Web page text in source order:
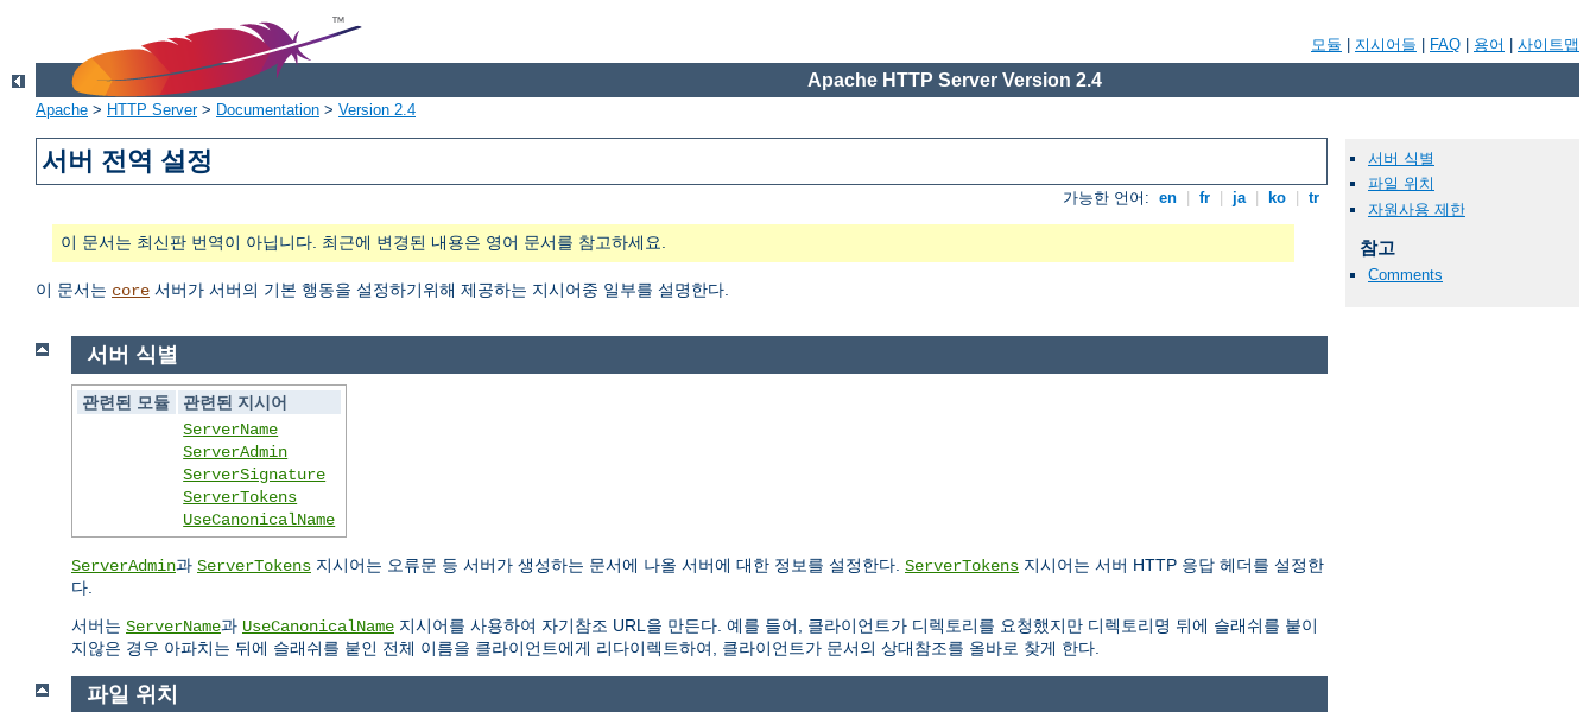
모듈 지시어들 FAQ 용어 사이트맵
Apache HTTP Server Version 2.4
Apache > HTTP Server> Documentation > Version 2.4
서버 전역 설정
가능한 언어: en fr ja ko tr
이 문서는 최신판 번역이 아닙니다. 최근에 변경된 내용은 영어 문서를 참고하세요.
이 문서는 core 서버가 서버의 기본 행동을 설정하기위해 제공하는 지시어중 일부를 설명한다.
서버 식별
파일 위치
자원사용 제한
참고
Comments
서버 식별
관련된 모듈
관련된 지시어
ServerName
ServerAdmin
ServerSignature
ServerTokens
UseCanonicalName
ServerAdmin과 ServerTokens 지시어는 오류문 등 서버가 생성하는 문서에 나올 서버에 대한 정보를 설정한다. ServerTokens 지시어는 서버 HTTP 응답 헤더를 설정한
다.
서버는 ServerName과 UseCanonicalName 지시어를 사용하여 자기참조 URL을 만든다. 예를 들어, 클라이언트가 디렉토리를 요청했지만 디렉토리명 뒤에 슬래쉬를 붙이
지않은 경우 아파치는 뒤에 슬래쉬를 붙인 전체 이름을 클라이언트에게 리다이렉트하여, 클라이언트가 문서의 상대참조를 올바로 찾게 한다.
파일 위치